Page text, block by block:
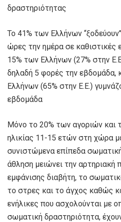
δραστηριότητας
Το 41% των Ελλήνων
ώρες την ημέρα σε καθιστικές
15% των Ελλήνων (27% στην
δηλαδή 5 φορές την εβδομάδα,
Ελλήνων (65% στην Ε.Ε.)
εβδομάδα
Μόνο το 20% των αγοριών και
ηλικίας 11-15 ετών στη χώρα
συνιστώμενα επίπεδα
άθληση μειώνει την αρτηριακή
εμφάνισης διαβήτη, το
το στρες και το άγχος καθώς
ενήλικες που ασχολούνται με
σωματική δραστηριότητα,